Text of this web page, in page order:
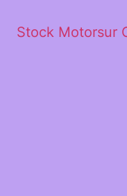
Stock Motorsur